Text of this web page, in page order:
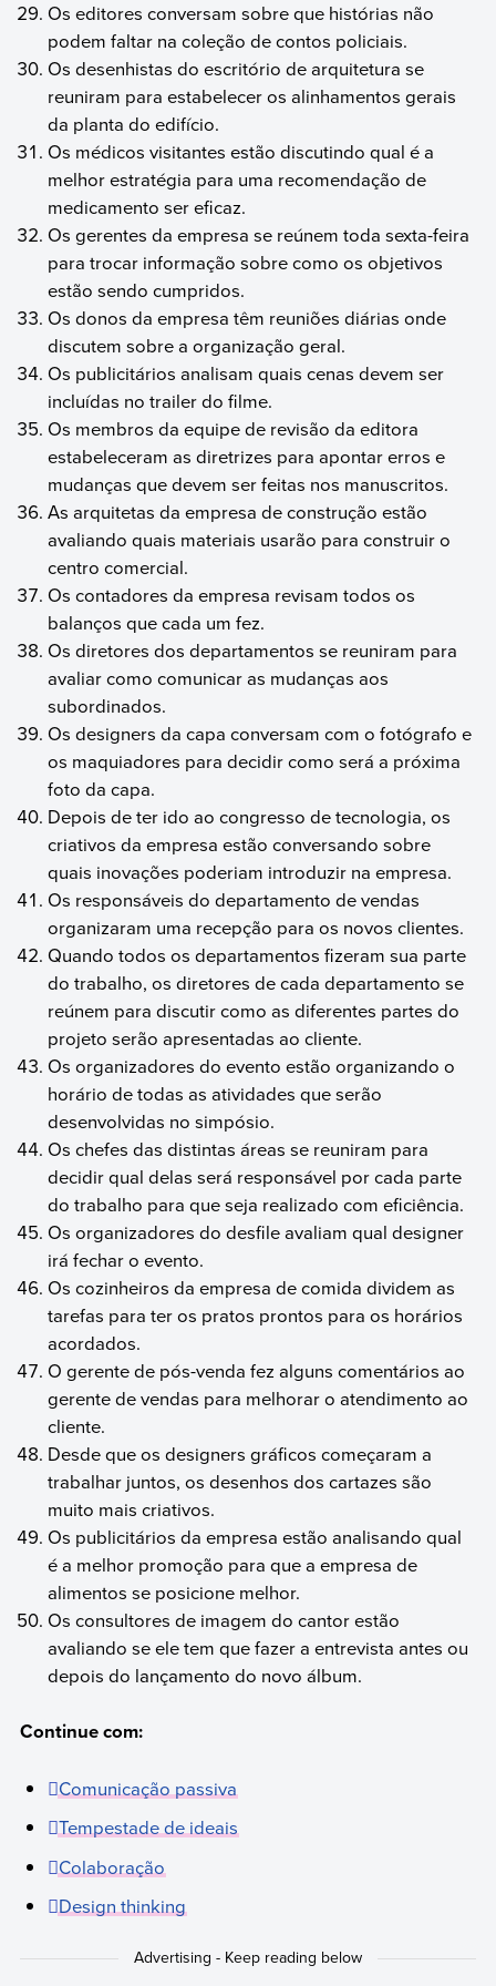
Os editores conversam sobre que histórias não
podem faltar na coleção de contos policiais.
Os desenhistas do escritório de arquitetura se
reuniram para estabelecer os alinhamentos gerais
da planta do edifício.
Os médicos visitantes estão discutindo qual é a
melhor estratégia para uma recomendação de
medicamento ser eficaz.
Os gerentes da empresa se reúnem toda sexta-feira
para trocar informação sobre como os objetivos
estão sendo cumpridos.
Os donos da empresa têm reuniões diárias onde
discutem sobre a organização geral.
Os publicitários analisam quais cenas devem ser
incluídas no trailer do filme.
Os membros da equipe de revisão da editora
estabeleceram as diretrizes para apontar erros e
mudanças que devem ser feitas nos manuscritos.
As arquitetas da empresa de construção estão
avaliando quais materiais usarão para construir o
centro comercial.
Os contadores da empresa revisam todos os
balanços que cada um fez.
Os diretores dos departamentos se reuniram para
avaliar como comunicar as mudanças aos
subordinados.
Os designers da capa conversam com o fotógrafo e
os maquiadores para decidir como será a próxima
foto da capa.
Depois de ter ido ao congresso de tecnologia, os
criativos da empresa estão conversando sobre
quais inovações poderiam introduzir na empresa.
Os responsáveis do departamento de vendas
organizaram uma recepção para os novos clientes.
Quando todos os departamentos fizeram sua parte
do trabalho, os diretores de cada departamento se
reúnem para discutir como as diferentes partes do
projeto serão apresentadas ao cliente.
Os organizadores do evento estão organizando o
horário de todas as atividades que serão
desenvolvidas no simpósio.
Os chefes das distintas áreas se reuniram para
decidir qual delas será responsável por cada parte
do trabalho para que seja realizado com eficiência.
Os organizadores do desfile avaliam qual designer
irá fechar o evento.
Os cozinheiros da empresa de comida dividem as
tarefas para ter os pratos prontos para os horários
acordados.
O gerente de pós-venda fez alguns comentários ao
gerente de vendas para melhorar o atendimento ao
cliente.
Desde que os designers gráficos começaram a
trabalhar juntos, os desenhos dos cartazes são
muito mais criativos.
Os publicitários da empresa estão analisando qual
é a melhor promoção para que a empresa de
alimentos se posicione melhor.
Os consultores de imagem do cantor estão
avaliando se ele tem que fazer a entrevista antes ou
depois do lançamento do novo álbum.
Continue com:
Comunicação passiva
Tempestade de ideais
Colaboração
Design thinking